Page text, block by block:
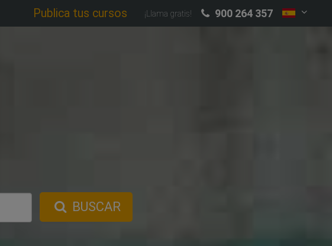
Publica tus cursos ¡Llama gratis! 900 264 357
BUSCAR